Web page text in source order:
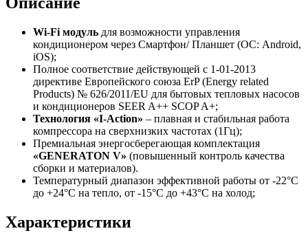
Wi-Fi модуль для возможности управления
кондиционером через Смартфон/ Планшет (ОС: Android,
iOS);
Полное соответствие действующей c 1-01-2013
директиве Европейского союза ErP (Energy related
Products) № 626/2011/EU для бытовых тепловых насосов
и кондиционеров SEER A++ SCOP A+;
Технология «I-Action» – плавная и стабильная работа
компрессора на сверхнизких частотах (1Гц);
Премиальная энергосберегающая комплектация
«GENERATON V» (повышенный контроль качества
сборки и материалов).
Температурный диапазон эффективной работы от -22°C
до +24°C на тепло, от -15°C до +43°C на холод;
Характеристики